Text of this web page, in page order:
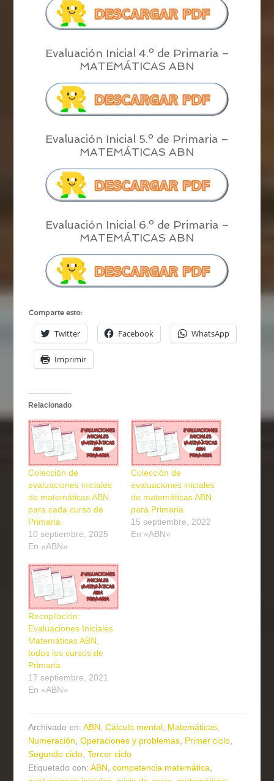
Evaluación Inicial 4.º de Primaria –
MATEMÁTICAS ABN
Evaluación Inicial 5.º de Primaria –
MATEMÁTICAS ABN
Evaluación Inicial 6.º de Primaria –
MATEMÁTICAS ABN
Comparte esto:
Twitter Facebook WhatsApp
Imprimir
Relacionado
Colección de
evaluaciones iniciales
de matemáticas ABN
para cada curso de
Primaria
10 septiembre, 2025
En «ABN»
Colección de
evaluaciones iniciales
de matemáticas ABN
para Primaria
15 septiembre, 2022
En «ABN»
Recopilación:
Evaluaciones Iniciales
Matemáticas ABN,
todos los cursos de
Primaria
17 septiembre, 2021
En «ABN»
Archivado en:ABN ,Cálculo mental Matemáticas
Numeración ,Operaciones y problemas Primer ciclo
Segundo ciclo ,Tercer ciclo
Etiquetado con:ABN ,competencia matemática